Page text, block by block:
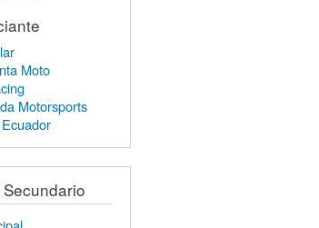
Moto
Motorsports